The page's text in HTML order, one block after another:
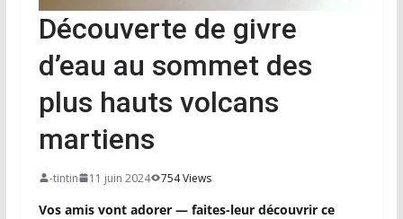
Découverte de givre
d’eau au sommet des
plus hauts volcans
martiens
-tintin 11 juin 2024 754 Views
Vos amis vont adorer — faites-leur découvrir ce